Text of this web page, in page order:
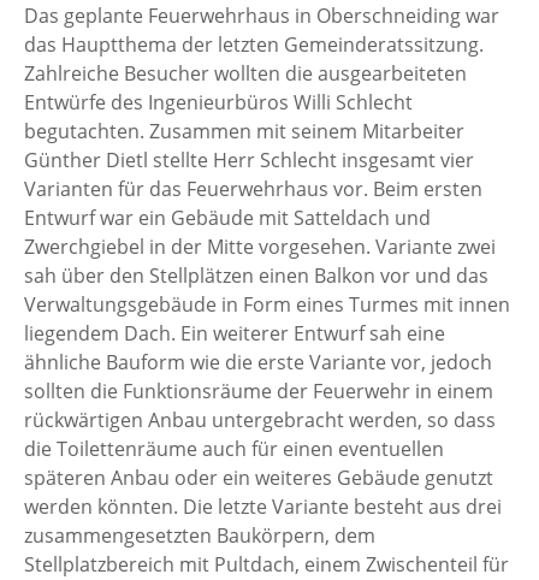
Das geplante Feuerwehrhaus in Oberschneiding war
das Hauptthema der letzten Gemeinderatssitzung.
Zahlreiche Besucher wollten die ausgearbeiteten
Entwürfe des Ingenieurbüros Willi Schlecht
begutachten. Zusammen mit seinem Mitarbeiter
Günther Dietl stellte Herr Schlecht insgesamt vier
Varianten für das Feuerwehrhaus vor. Beim ersten
Entwurf war ein Gebäude mit Satteldach und
Zwerchgiebel in der Mitte vorgesehen. Variante zwei
sah über den Stellplätzen einen Balkon vor und das
Verwaltungsgebäude in Form eines Turmes mit innen
liegendem Dach. Ein weiterer Entwurf sah eine
ähnliche Bauform wie die erste Variante vor, jedoch
sollten die Funktionsräume der Feuerwehr in einem
rückwärtigen Anbau untergebracht werden, so dass
die Toilettenräume auch für einen eventuellen
späteren Anbau oder ein weiteres Gebäude genutzt
werden könnten. Die letzte Variante besteht aus drei
zusammengesetzten Baukörpern, dem
Stellplatzbereich mit Pultdach, einem Zwischenteil für